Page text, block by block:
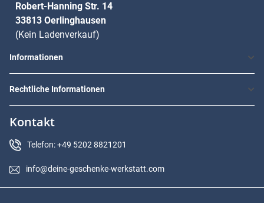
Robert-Hanning Str. 14
33813 Oerlinghausen
(Kein Ladenverkauf)
Informationen
Rechtliche Informationen
Kontakt
Telefon: +49 5202 8821201
info@deine-geschenke-werkstatt.com